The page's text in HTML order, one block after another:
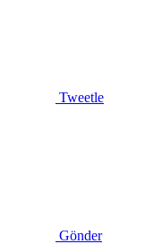
Tweetle
Gönder